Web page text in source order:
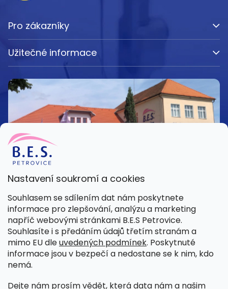
Nastavení soukromí a cookies
Souhlasem se sdílením dat nám poskytnete
informace pro zlepšování, analýzu a marketing
napříč webovými stránkami B.E.S Petrovice.
Souhlasíte i s předáním údajů třetím stranám a
mimo EU dleuvedených podmínek. Poskytnuté
informace jsou v bezpečí a nedostane se k nim, kdo
nemá.
Dejte nám prosím vědět, která data nám a našim
Pro zákazníky
Užitečné informace
Kamenná prodejna
Pondělí – Pátek 8:00 – 15:30
Petrovice 42, 262 55 Petrovice
Více informací